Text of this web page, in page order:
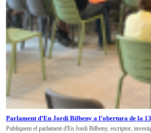
Parlament d’En Jordi Bilbeny a l’obertura de la
Publiquem el parlament d'En Jordi Bilbeny, escriptor,